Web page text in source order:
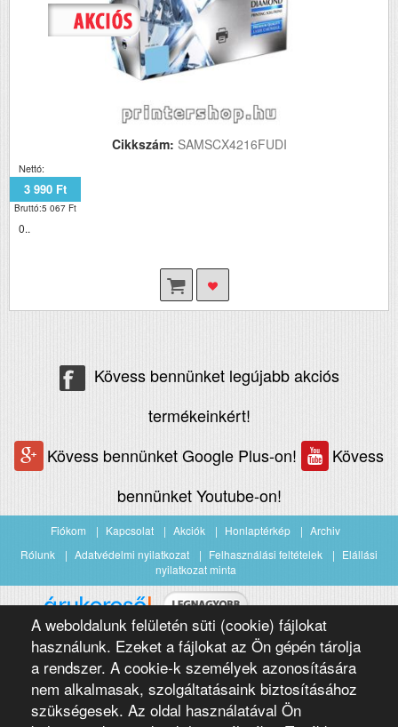
Cikkszám: SAMSCX4216FUDI
Nettó:
3 990 Ft
Bruttó:5 067 Ft
0..
A weboldalunk felületén süti (cookie) fájlokat
használunk. Ezeket a fájlokat az Ön gépén tárolja
a rendszer. A cookie-k személyek azonosítására
nem alkalmasak, szolgáltatásaink biztosításához
szükségesek. Az oldal használatával Ön
Kövess bennünket legújabb akciós
termékeinkért!
Kövess bennünket Google Plus-on!
Kövess
bennünket Youtube-on!
Fiókom Kapcsolat Akciók Honlaptérkép
Archiv
Rólunk
Adatvédelmi nyilatkozat Felhasználási feltételek
Elállási
nyilatkozat minta